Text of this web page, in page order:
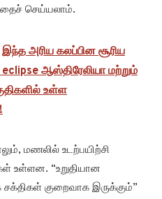
செய்யலாம்.
இந்த அரிய கலப்பின சூரிய
ஆஸ்திரேலியா மற்றும்
உள்ள
மணலில் உடற்பயிற்சி
உள்ளன. “உறுதியான
குறைவாக இருக்கும்”